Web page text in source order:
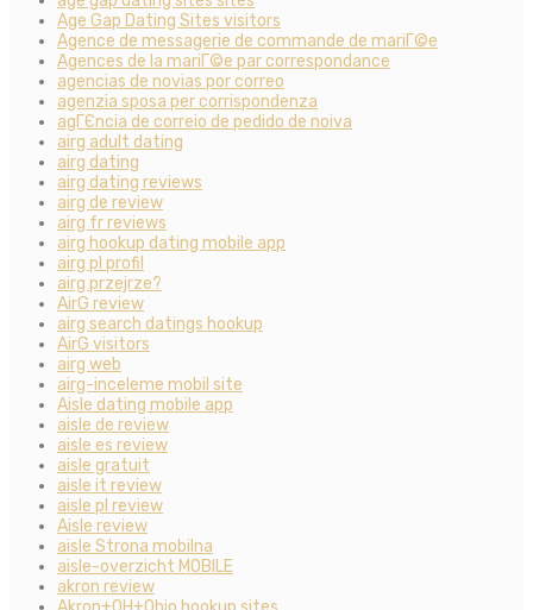
Age Gap Dating Sites visitors
Agence de messagerie de commande de mariГ©e
Agences de la mariГ©e par correspondance
agencias de novias por correo
agenzia sposa per corrispondenza
agГЄncia de correio de pedido de noiva
airg adult dating
airg dating
airg dating reviews
airg de review
airg fr reviews
airg hookup dating mobile app
airg pl profil
airg przejrze?
AirG review
airg search datings hookup
AirG visitors
airg web
airg-inceleme mobil site
Aisle dating mobile app
aisle de review
aisle es review
aisle gratuit
aisle it review
aisle pl review
Aisle review
aisle Strona mobilna
aisle-overzicht MOBILE
akron review